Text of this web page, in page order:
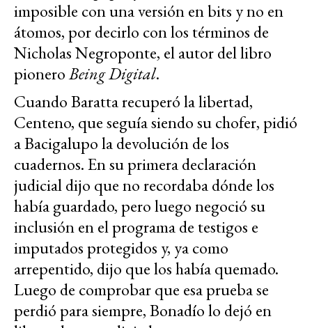
imposible con una versión en bits y no en
átomos, por decirlo con los términos de
Nicholas Negroponte, el autor del libro
pioneroBeing Digital.
Cuando Baratta recuperó la libertad,
Centeno, que seguía siendo su chofer, pidió
a Bacigalupo la devolución de los
cuadernos. En su primera declaración
judicial dijo que no recordaba dónde los
había guardado, pero luego negoció su
inclusión en el programa de testigos e
imputados protegidos y, ya como
arrepentido, dijo que los había quemado.
Luego de comprobar que esa prueba se
perdió para siempre, Bonadío lo dejó en